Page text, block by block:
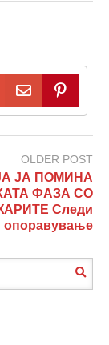
OLDER POST
ЈА ПОМИНА
ФАЗА СО
Следи
опоравување